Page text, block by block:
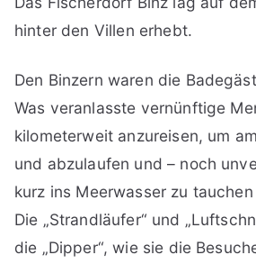
hinter den Villen erhebt.
Den Binzern waren die
Was veranlasste vernünftige
kilometerweit anzureisen, um
und abzulaufen und – noch
kurz ins Meerwasser zu tauchen
Die „Strandläufer“ und
die „Dipper“, wie sie die